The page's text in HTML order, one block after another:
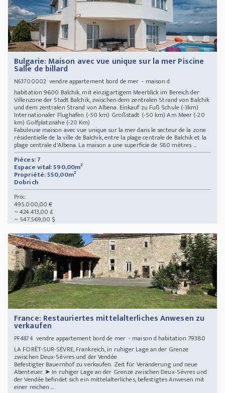
Bulgarie: Maison avec vue unique sur la mer Piscine
Salle de billard
N63700002vendre appartement bord de mer - maison d
habitation 9600 Balchik, mit einzigartigem Meerblick im Bereich der
Villenzone der Stadt Balchik, zwischen dem zentralen Strand von Balchik
und dem zentralen Strand von Albena. Einkauf zu Fuß Schule (-3km)
Internationaler Flughafen (-50 km) Großstadt (-50 km) Am Meer (-20
km) Golfplatznähe (-20 Km)
Fabuleuse maison avec vue unique sur la mer dans le secteur de la zone
résidentielle de la ville de Balchik, entre la plage centrale de Balchik et la
plage centrale d'Albena. La maison a une superficie de 580 mètres ...
Pièces: 7
Espace vital: 590,00m²
Propriété: 550,00m²
Dobrich
Prix:
495.000,00 €
~ 424.413,00 £
~ 547.569,00 $
France: Restauriertes mittelalterliches Anwesen zu
verkaufen
PF4874vendre appartement bord de mer - maison d habitation 79380
LA FORÊT-SUR-SÈVRE, Frankreich, in ruhiger Lage an der Grenze
zwischen Deux-Sèvres und der Vendée
Befestigter Bauernhof zu verkaufen. Zeit für Veränderung und neue
Abenteuer. ➤ In ruhiger Lage an der Grenze zwischen Deux-Sèvres und
der Vendée befindet sich ein mittelalterliches, befestigtes Anwesen mit
einer reichen ...